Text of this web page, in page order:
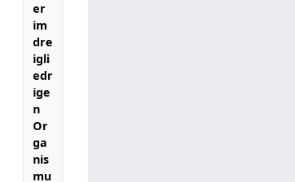
er
im
dre
igli
edr
ige
n
Or
ga
nis
mu